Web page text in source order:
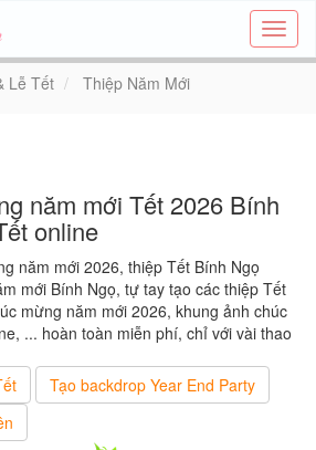
Tạo
thiệp
-
Lễ Tết Thiệp Năm Mới
năm mới Tết 2026 Bính
online
năm mới 2026, thiệp Tết Bính Ngọ
mới Bính Ngọ, tự tay tạo các thiệp Tết
mừng năm mới 2026, khung ảnh chúc
... hoàn toàn miễn phí, chỉ với vài thao
Tạo backdrop Year End Party